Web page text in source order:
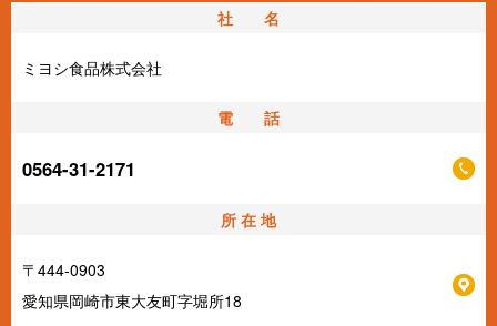
社 名
ミヨシ食品株式会社
電 話
0564-31-2171
所 在 地
〒444-0903
愛知県岡崎市東大友町字堀所18